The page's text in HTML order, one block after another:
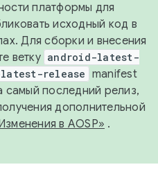
платформы для
исходный код в
Для сборки и внесения
ветку android-latest-
release manifest
самый последний релиз,
дополнительной
в AOSP» .